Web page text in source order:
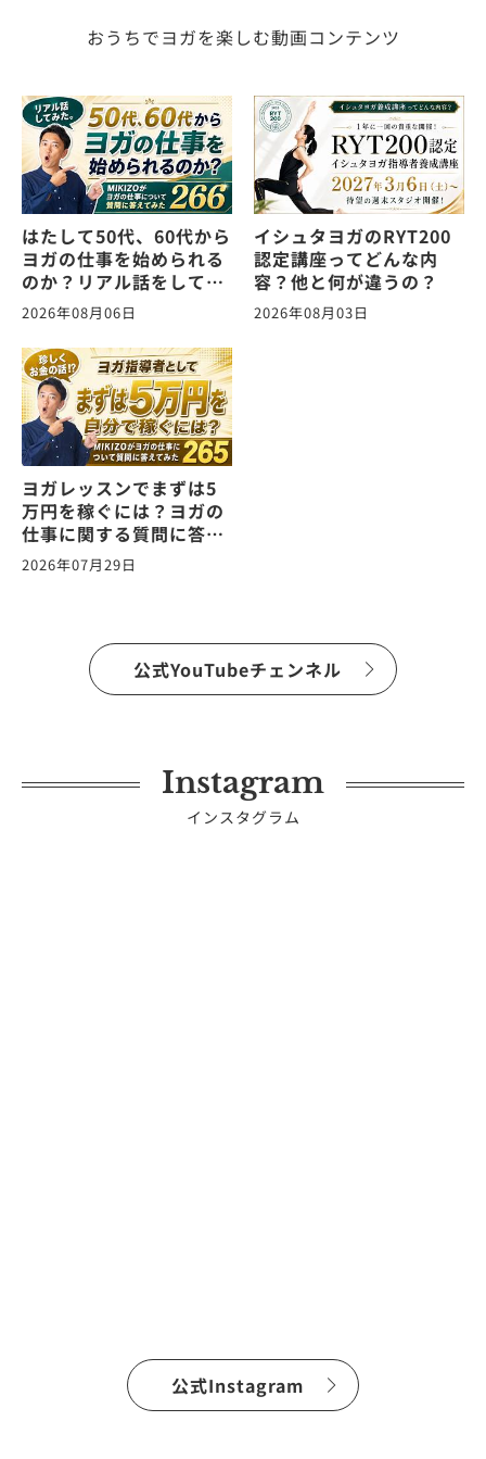
おうちでヨガを楽しむ動画コンテンツ
はたして50代、60代から
ヨガの仕事を始められる
のか？リアル話をしてみ
た。ヨガの仕事に関する
質問に答えます！
vol.266
2026年08月06日
イシュタヨガのRYT200
認定講座ってどんな内
容？他と何が違うの？
2026年08月03日
ヨガレッスンでまずは5
万円を稼ぐには？ヨガの
仕事に関する質問に答え
ます！vol.265
2026年07月29日
公式YouTubeチェンネル
Instagram
インスタグラム
公式Instagram